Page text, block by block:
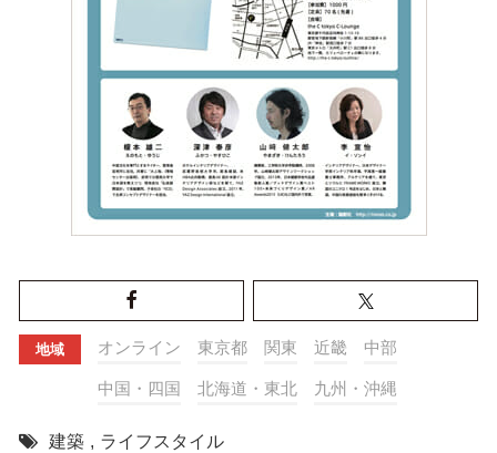
地域 オンライン 東京都 関東 近畿 中部
中国・四国 北海道・東北 九州・沖縄
建築 , ライフスタイル